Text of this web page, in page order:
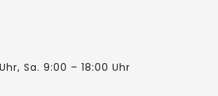
Sa. 9:00 – 18:00 Uhr